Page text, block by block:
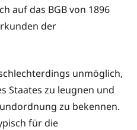
auf das BGB von 1896
der
unmöglich,
Staates zu leugnen und
zu bekennen.
für die